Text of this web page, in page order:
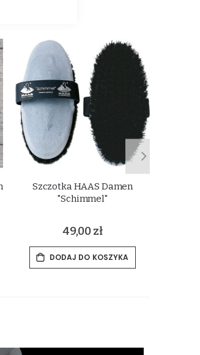
Szczotka HAAS Damen
"Schimmel"
49,00 zł
DODAJ DO KOSZYKA